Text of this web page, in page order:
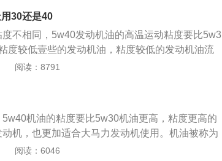
酸酯，两者不兼容。如果将两种润滑剂混合在一
能力下降等现象。混合使用不同品牌的发动机油
如黑烟或蓝烟。机油混合后，可能会被稀释，以
而从排气管中产生蓝烟。混合机油后，气缸可能
黑烟。
30还是40
不相同，5w40发动机油的高温运动粘度要比5w3
度较低壹些的发动机油，粘度较低的发动机油流
温较低，提倡使用0w发动机油，0w发动机油可
机油在发动机内不但起到润滑作用，还起到清
作用。 在发动机运转时，发动机油会在发动机内
这样子可以避免发动机内的各个部件直接接触造
件直接接触造成摩擦，会加剧发动机的磨损，而
。 假如发动机在过热的状态下持续运转，会影响
阅读：8791
机油的粘度要比5w30机油更高，粘度更高的
机，也更加适合大马力发动机使用。机油被称为
有机油，那发动机是无法正常运行的。机油在发
阅读：6046